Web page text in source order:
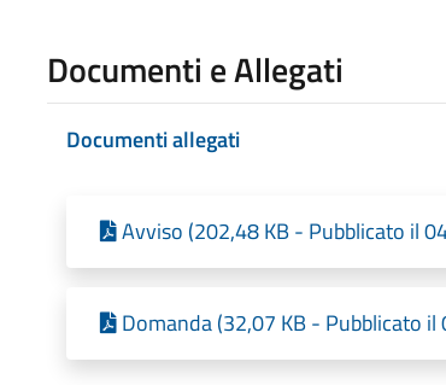
Documenti e Allegati
Documenti allegati
Avviso (202,48 KB - Pubblicato il
Domanda (32,07 KB - Pubblicato